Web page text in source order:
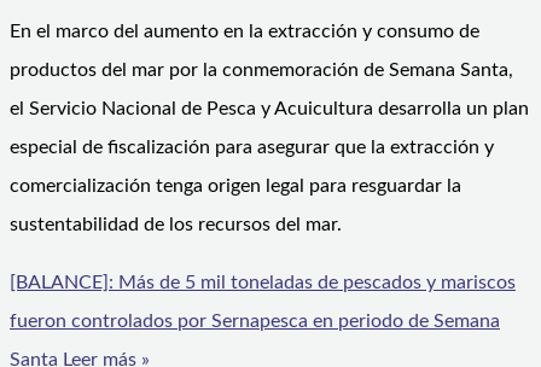
En el marco del aumento en la extracción y consumo de
productos del mar por la conmemoración de Semana Santa,
el Servicio Nacional de Pesca y Acuicultura desarrolla un plan
especial de fiscalización para asegurar que la extracción y
comercialización tenga origen legal para resguardar la
sustentabilidad de los recursos del mar.
[BALANCE]: Más de 5 mil toneladas de pescados y mariscos
fueron controlados por Sernapesca en periodo de Semana
Santa Leer más »